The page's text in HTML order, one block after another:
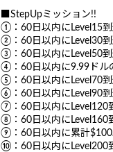
■StepUpミッション!!
①：60日以内にLevel15
②：60日以内にLevel30
③：60日以内にLevel50
④：60日以内に9.99ドル
⑤：60日以内にLevel70
⑥：60日以内にLevel90
⑦：60日以内にLevel120
⑧：60日以内にLevel160
⑨：60日以内に累計$100
⑩：60日以内にLevel200